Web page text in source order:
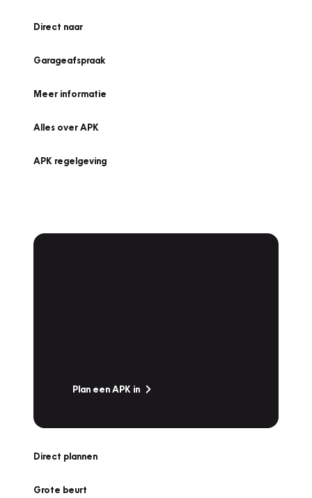
Direct naar
Garageafspraak
Meer informatie
Alles over APK
APK regelgeving
Plan een APK in
Direct plannen
Grote beurt